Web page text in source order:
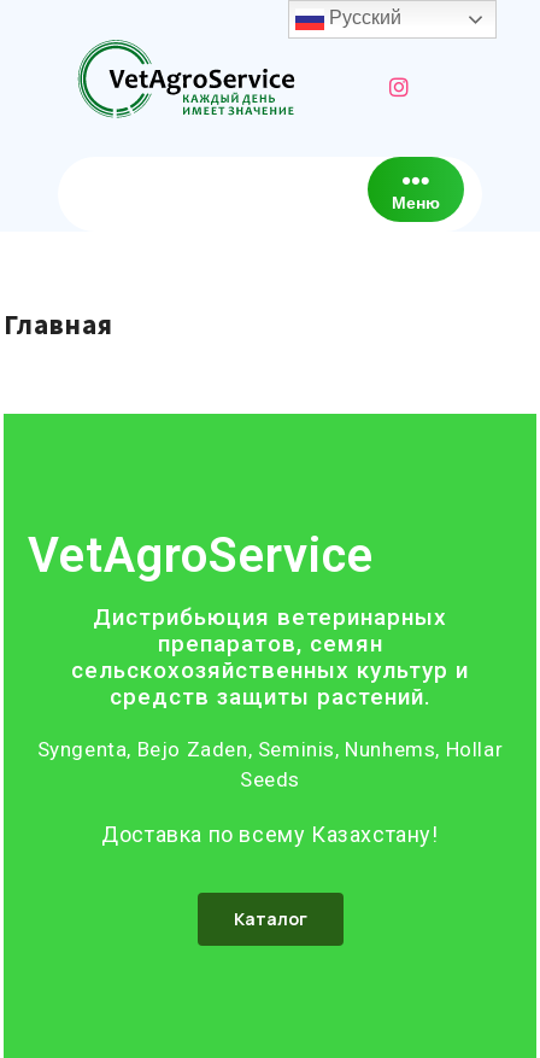
Меню
Главная
VetAgroService
Дистрибьюция ветеринарных
препаратов, семян
сельскохозяйственных культур и
средств защиты растений.
Syngenta, Bejo Zaden, Seminis, Nunhems, Hollar
Seeds
Доставка по всему Казахстану!
Каталог
Русский